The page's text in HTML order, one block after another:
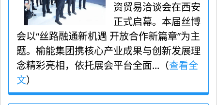
资贸易洽谈会在西安
正式启幕。本届丝博
会以“丝路融通新机遇 开放合作新篇章”为主
题。榆能集团携核心产业成果与创新发展理
念精彩亮相，依托展会平台全面...（查看全
文）